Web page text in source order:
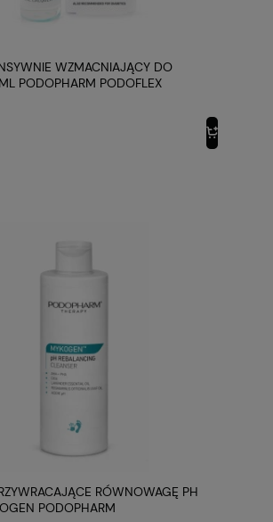
WZMACNIAJĄCY DO
PODOPHARM PODOFLEX
RÓWNOWAGĘ PH
PODOPHARM